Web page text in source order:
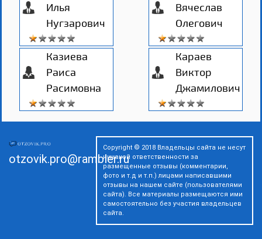
Илья
Нугзарович
Казиева
Раиса
Расимовна
Вячеслав
Олегович
Караев
Виктор
Джамилович
otzovik.pro@rambler.ru
Copyright © 2018 Владельцы сайта не несут
никакой ответственности за
размещенные отзывы (комментарии,
фото и т.д и т.п.) лицами написавшими
отзывы на нашем сайте (пользователями
сайта). Все материалы размещаются ими
самостоятельно без участия владельцев
сайта.